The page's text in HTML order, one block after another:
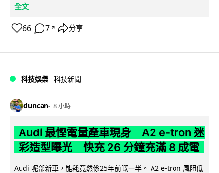
全文
66 7 ↗ 分享
科技娛樂 科技新聞
duncan 8 小時
Audi 最慳電量產車現身 A2 e-tron 迷
彩造型曝光 快充 26 分鐘充滿 8 成電
Audi 呢部新車，能耗竟然係25年前嘅一半。 A2 e-tron 風阻低